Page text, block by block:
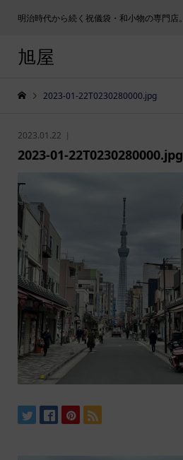
明治時代から続く祝儀袋・和小物の専門店。
旭屋
2023-01-22T0230280000.jpg
2023.01.22
2023-01-22T0230280000.jpg